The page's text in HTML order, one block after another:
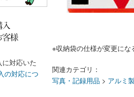
対応いた
の対応につ
※収納袋の仕様が変更に
関連カテゴリ：
写真・記録用品 > アルミ